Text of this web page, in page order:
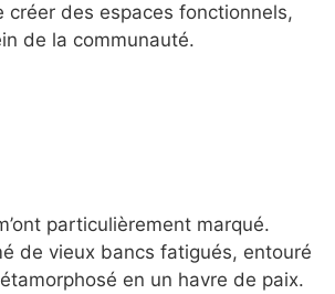
créer des espaces fonctionnels,
de la communauté.
particulièrement marqué.
de vieux bancs fatigués, entouré
en un havre de paix.